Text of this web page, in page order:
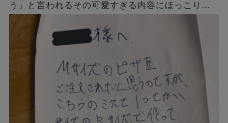
う」と言われるその可愛すぎる内容にほっこり…